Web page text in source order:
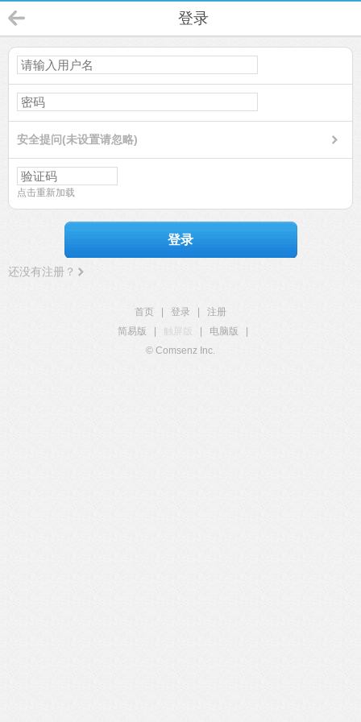
登录
安全提问(未设置请忽略)
点击重新加载
登录
还没有注册？
首页 登录
注册
简易版
触屏版 电脑版
© Comsenz Inc.